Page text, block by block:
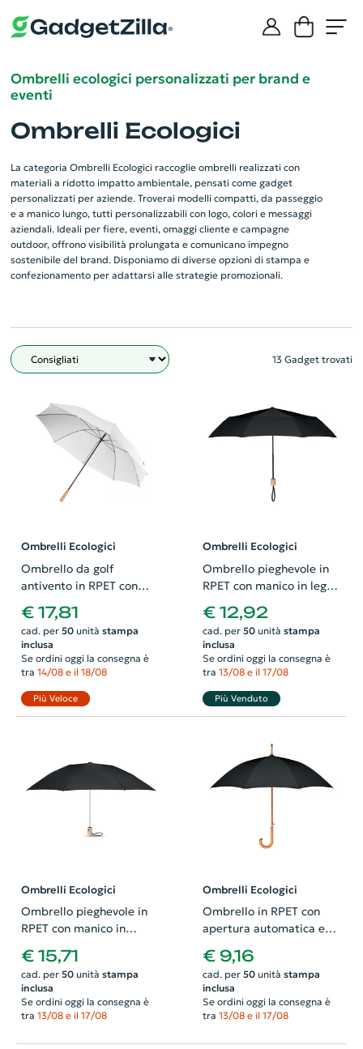
Ombrelli ecologici personalizzati per brand e
eventi
Ombrelli Ecologici
La categoria Ombrelli Ecologici raccoglie ombrelli realizzati con
materiali a ridotto impatto ambientale, pensati come gadget
personalizzati per aziende. Troverai modelli compatti, da passeggio
e a manico lungo, tutti personalizzabili con logo, colori e messaggi
aziendali. Ideali per fiere, eventi, omaggi cliente e campagne
outdoor, offrono visibilità prolungata e comunicano impegno
sostenibile del brand. Disponiamo di diverse opzioni di stampa e
confezionamento per adattarsi alle strategie promozionali.
Filtro 13 Gadget trovati
Ombrelli Ecologici
Ombrello da golf
antivento in RPET con
impugnatura in legno da
30'
€ 17,81
cad. per 50unità stampa
inclusa
Se ordini oggi la consegna è
tra 14/08 e il 18/08
Più Veloce
Ombrelli Ecologici
Ombrello pieghevole in
RPET con manico in legno
e custodia abbinata
ø990x510mm
€ 12,92
cad. per 50unità stampa
inclusa
Se ordini oggi la consegna è
tra 13/08 e il 17/08
Più Venduto
Ombrelli Ecologici
Ombrello pieghevole in
RPET con manico in
coordinata da 23'
€ 15,71
cad. per 50unità stampa
inclusa
Se ordini oggi la consegna è
tra 13/08 e il 17/08
Ombrelli Ecologici
Ombrello in RPET con
apertura automatica e
ø1070X590,5mm
€ 9,16
cad. per 50unità stampa
inclusa
Se ordini oggi la consegna è
tra 13/08 e il 17/08